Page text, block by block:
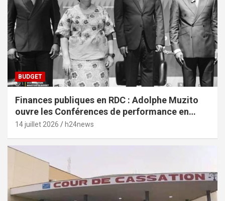
BUDGET
Finances publiques en RDC : Adolphe Muzito
ouvre les Conférences de performance en
prélude au budget-programme de 2028
14 juillet 2026 h24news